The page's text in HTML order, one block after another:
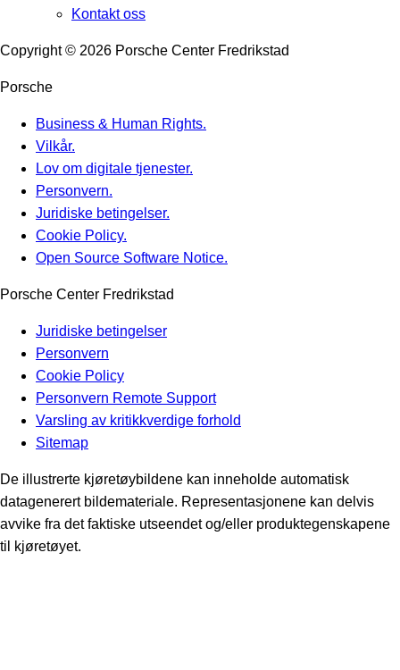
Kontakt oss
Copyright © 2026 Porsche Center Fredrikstad
Porsche
Business & Human Rights.
Vilkår.
Lov om digitale tjenester.
Personvern.
Juridiske betingelser.
Cookie Policy.
Open Source Software Notice.
Porsche Center Fredrikstad
Juridiske betingelser
Personvern
Cookie Policy
Personvern Remote Support
Varsling av kritikkverdige forhold
Sitemap
De illustrerte kjøretøybildene kan inneholde automatisk
datagenerert bildemateriale. Representasjonene kan delvis
avvike fra det faktiske utseendet og/eller produktegenskapene
til kjøretøyet.